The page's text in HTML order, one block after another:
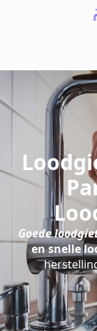
Goede
en snelle